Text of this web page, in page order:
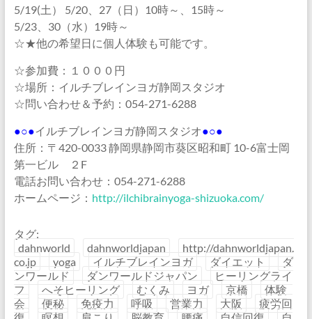
5/19(土） 5/20、27（日）10時～、15時～
5/23、30（水）19時～
☆★他の希望日に個人体験も可能です。
☆参加費：１０００円
☆場所：イルチブレインヨガ静岡スタジオ
☆問い合わせ＆予約：054-271-6288
●○●イルチブレインヨガ静岡スタジオ●○●
住所：〒420-0033 静岡県静岡市葵区昭和町 10-6富士岡
第一ビル ２F
電話お問い合わせ：054-271-6288
ホームページ： http://ilchibrainyoga-shizuoka.com/
タグ:
dahnworld
dahnworldjapan
http://dahnworldjapan.
co.jp
yoga イルチブレインヨガ ダイエット
ダ
ンワールド
ダンワールドジャパン
ヒーリングライ
フ
へそヒーリング むくみ ヨガ 京橋
体験
会
便秘 免疫力 呼吸 営業力 大阪
疲労回